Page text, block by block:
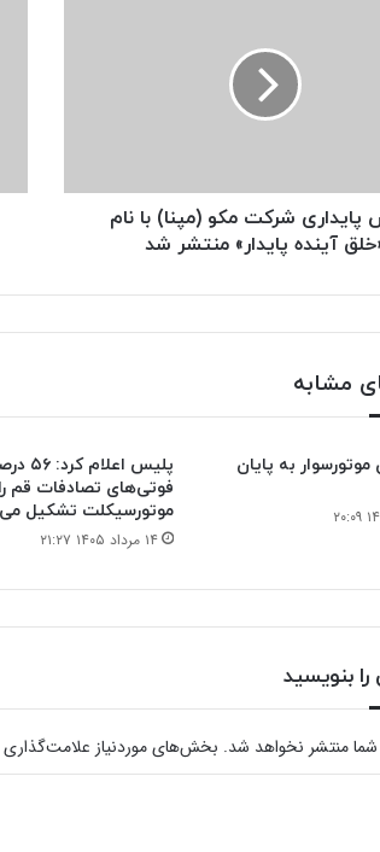
پایداری شرکت مکو (مپنا) با نام
آینده پایدار» منتشر شد
مشابه
موتورسوار به پایان
پلیس اعلام
فوتی‌های تصادفات قم را
موتورسیکلت تشکیل
۱۴ مرداد ۱۴۰۵ ۲۱:۲۷
بنویسید
شما منتشر نخواهد شد. بخش‌های موردنیاز علامت‌گذاری